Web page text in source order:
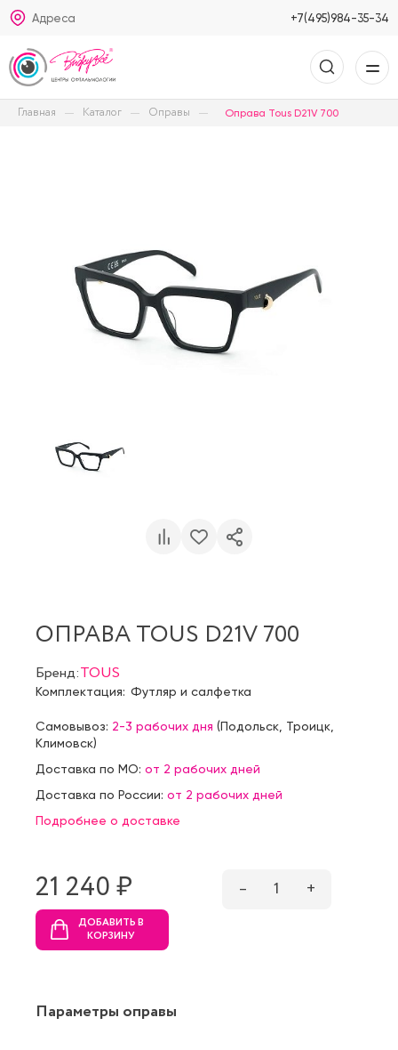
Адреса +7(495)984-35-34
Главная Каталог Оправы Оправа Tous D21V 700
ОПРАВА TOUS D21V 700
Бренд:TOUS
Комплектация: Футляр и салфетка
Самовывоз: 2-3 рабочих дня (Подольск Троицк
Климовск)
Доставка по МО: от 2 рабочих дней
Доставка по России: от 2 рабочих дней
Подробнее о доставке
21 240 ₷ – 1 +
ДОБАВИТЬ В
КОРЗИНУ
Параметры оправы